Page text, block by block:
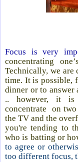
Focus is very
concentrating
Technically, we are
time. It is possible,
dinner or to
.. however, it is
concentrate on two
the TV and the
you're tending to
who is batting or
to agree or
too different focus,